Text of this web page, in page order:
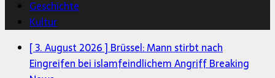
Geschichte
Kultur
[ 3. August 2026 ] Brüssel: Mann stirbt nach
Eingreifen bei islamfeindlichem AngriffBreaking